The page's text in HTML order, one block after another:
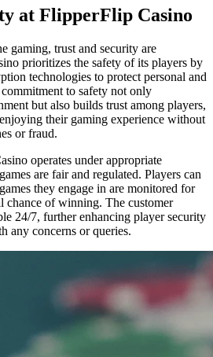
at FlipperFlip Casino
gaming, trust and security are
prioritizes the safety of its players by
technologies to protect personal and
to safety not only
but also builds trust among players,
their gaming experience without
or fraud.
operates under appropriate
are fair and regulated. Players can
they engage in are monitored for
chance of winning. The customer
24/7, further enhancing player security
any concerns or queries.